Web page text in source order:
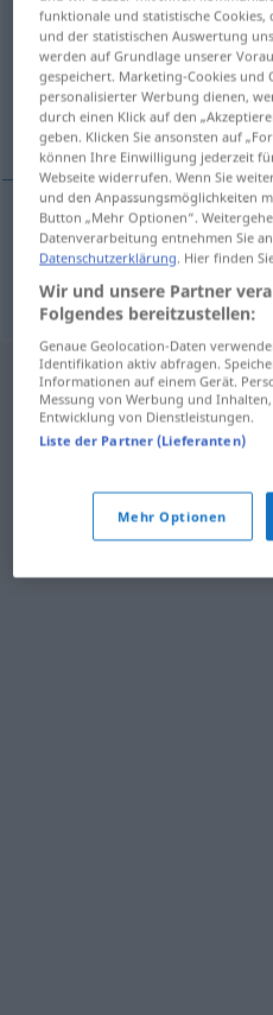
Übersicht aller
(Für mehr Details die
Intensität
Intensitätf intenzita
funktionale und statistische
und der statistischen Auswertung
werden auf Grundlage unserer
gespeichert. Marketing-Cookies und
personalisierter Werbung dienen,
durch einen Klick auf den
geben. Klicken Sie ansonsten auf
können Ihre Einwilligung jederzeit
Webseite widerrufen. Wenn Sie
und den Anpassungsmöglichkeiten
Button „Mehr Optionen“.
Datenverarbeitung entnehmen Sie
Datenschutzerklärung . Hier finden
Wir und unsere Partner
Folgendes bereitzustellen:
Genaue Geolocation-Daten
Identifikation aktiv abfragen.
Informationen auf einem Gerät.
Messung von Werbung und
Entwicklung von Dienstleistungen.
Liste der Partner (Lieferanten)
Mehr Optionen